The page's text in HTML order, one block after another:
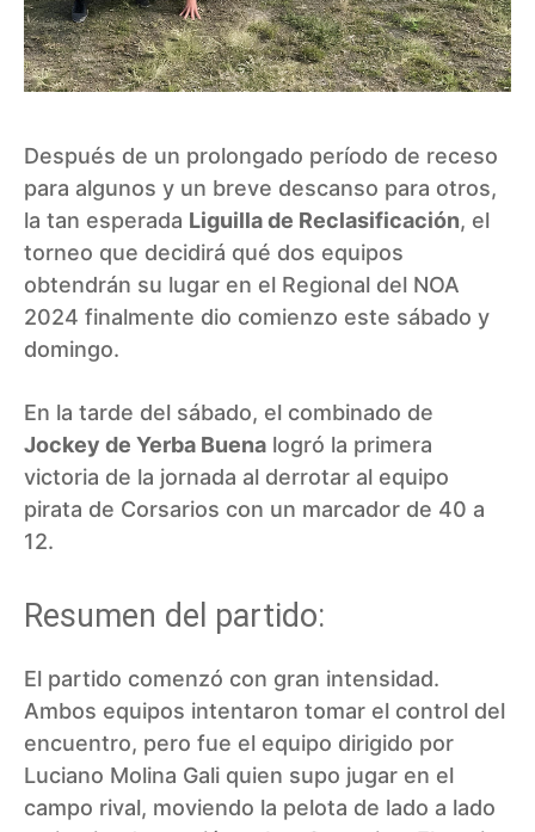
Después de un prolongado período de receso
para algunos y un breve descanso para otros,
la tan esperada Liguilla de Reclasificación, el
torneo que decidirá qué dos equipos
obtendrán su lugar en el Regional del NOA
2024 finalmente dio comienzo este sábado y
domingo.
En la tarde del sábado, el combinado de
Jockey de Yerba Buena logró la primera
victoria de la jornada al derrotar al equipo
pirata de Corsarios con un marcador de 40 a
12.
Resumen del partido:
El partido comenzó con gran intensidad.
Ambos equipos intentaron tomar el control del
encuentro, pero fue el equipo dirigido por
Luciano Molina Gali quien supo jugar en el
campo rival, moviendo la pelota de lado a lado